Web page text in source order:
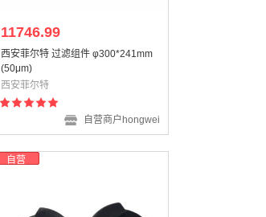
11746.99
西安菲尔特 过滤组件 φ300*241mm
(50μm)
西安菲尔特
自营商户hongwei
自营